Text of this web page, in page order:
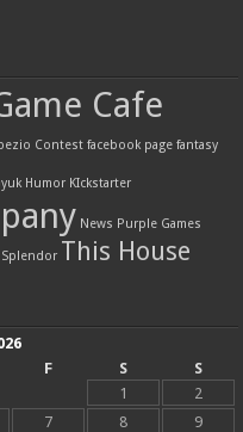
Cafe
Contest facebook page fantasy
Humor KIckstarter
News Purple Games
Splendor This House
F S
S
1
2
7 8
9